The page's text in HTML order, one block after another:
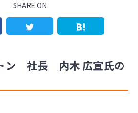
SHARE ON
ン 社長 内木 広宣氏の